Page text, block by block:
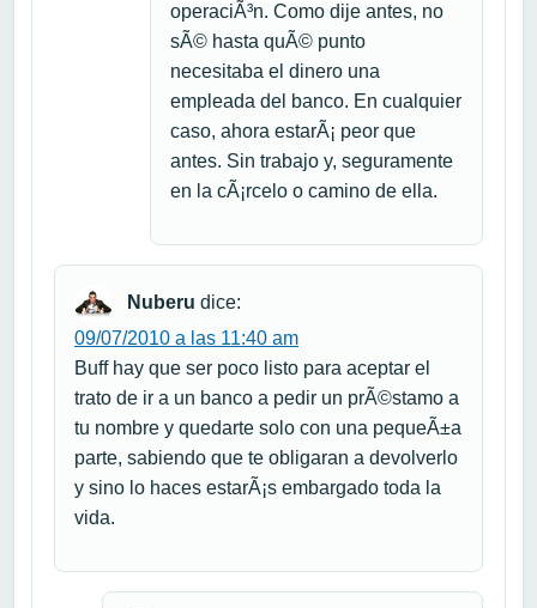
operaciÃ³n. Como dije antes, no
sÃ© hasta quÃ© punto
necesitaba el dinero una
empleada del banco. En cualquier
caso, ahora estarÃ¡ peor que
antes. Sin trabajo y, seguramente
en la cÃ¡rcelo o camino de ella.
Nuberu dice:
09/07/2010 a las 11:40 am
Buff hay que ser poco listo para aceptar el
trato de ir a un banco a pedir un prÃ©stamo a
tu nombre y quedarte solo con una pequeÃ±a
parte, sabiendo que te obligaran a devolverlo
y sino lo haces estarÃ¡s embargado toda la
vida.